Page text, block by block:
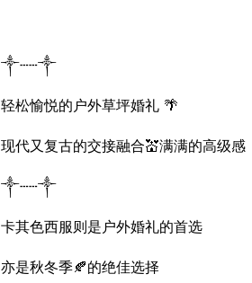
༒┄┄༒
轻松愉悦的户外草坪婚礼 🌴
现代又复古的交接融合💒满满的高级感
༒┄┄༒
卡其色西服则是户外婚礼的首选
亦是秋冬季🍂的绝佳选择